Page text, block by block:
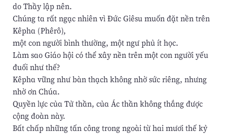
do Thầy lập nên.
Chúng ta rất ngạc nhiên vì Đức Giêsu muốn đặt nền trên
Kêpha (Phêrô),
một con người bình thường, một ngư phủ ít học.
Làm sao Giáo hội có thể xây nền trên một con người yếu
đuối như thế?
Kêpha vững như bàn thạch không nhờ sức riêng, nhưng
nhờ ơn Chúa.
Quyền lực của Tử thần, của Ác thần không thắng được
cộng đoàn này.
Bất chấp những tấn công trong ngoài từ hai mươi thế kỷ